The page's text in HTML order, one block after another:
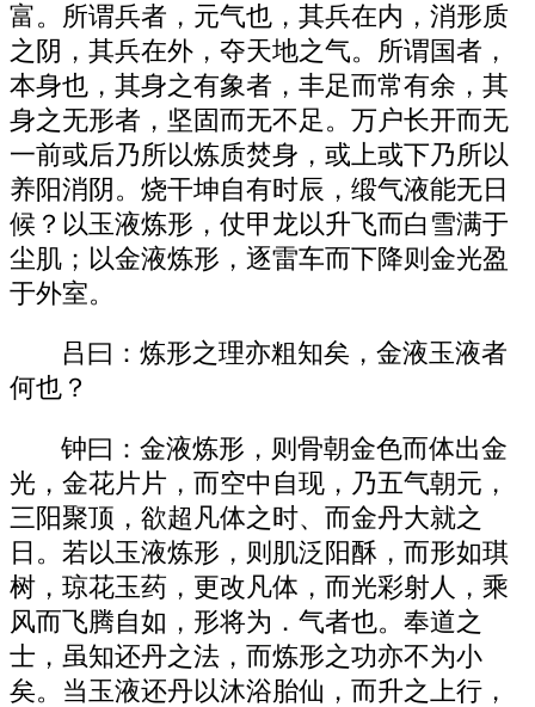
富。所谓兵者，元气也，其兵在内，消形质
之阴，其兵在外，夺天地之气。所谓国者，
本身也，其身之有象者，丰足而常有余，其
身之无形者，坚固而无不足。万户长开而无
一前或后乃所以炼质焚身，或上或下乃所以
养阳消阴。烧干坤自有时辰，缎气液能无日
候？以玉液炼形，仗甲龙以升飞而白雪满于
尘肌；以金液炼形，逐雷车而下降则金光盈
于外室。
吕曰：炼形之理亦粗知矣，金液玉液者
何也？
钟曰：金液炼形，则骨朝金色而体出金
光，金花片片，而空中自现，乃五气朝元，
三阳聚顶，欲超凡体之时、而金丹大就之
日。若以玉液炼形，则肌泛阳酥，而形如琪
树，琼花玉药，更改凡体，而光彩射人，乘
风而飞腾自如，形将为．气者也。奉道之
士，虽知还丹之法，而炼形之功亦不为小
矣。当玉液还丹以沐浴胎仙，而升之上行，